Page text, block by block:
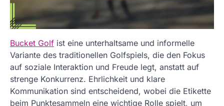
Bucket Golf ist eine unterhaltsame und informelle
Variante des traditionellen Golfspiels, die den Fokus
auf soziale Interaktion und Freude legt, anstatt auf
strenge Konkurrenz. Ehrlichkeit und klare
Kommunikation sind entscheidend, wobei die Etikette
beim Punktesammeln eine wichtige Rolle spielt, um